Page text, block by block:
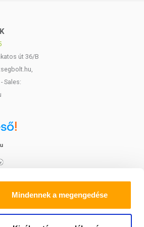
Mindennek a megengedése
út 36/B
Sales: